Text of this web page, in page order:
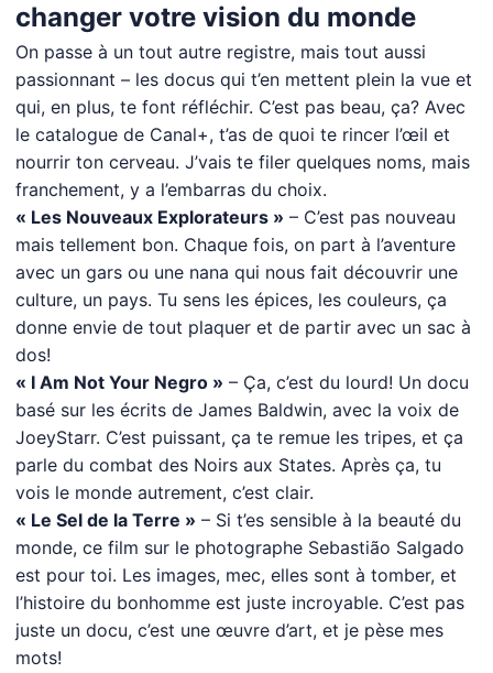
changer votre vision du monde
On passe à un tout autre registre, mais tout aussi
passionnant – les docus qui t’en mettent plein la vue et
qui, en plus, te font réfléchir. C’est pas beau, ça? Avec
le catalogue de Canal+, t’as de quoi te rincer l’œil et
nourrir ton cerveau. J’vais te filer quelques noms, mais
franchement, y a l’embarras du choix.
« Les Nouveaux Explorateurs » – C’est pas nouveau
mais tellement bon. Chaque fois, on part à l’aventure
avec un gars ou une nana qui nous fait découvrir une
culture, un pays. Tu sens les épices, les couleurs, ça
donne envie de tout plaquer et de partir avec un sac à
dos!
« I Am Not Your Negro » – Ça, c’est du lourd! Un docu
basé sur les écrits de James Baldwin, avec la voix de
JoeyStarr. C’est puissant, ça te remue les tripes, et ça
parle du combat des Noirs aux States. Après ça, tu
vois le monde autrement, c’est clair.
« Le Sel de la Terre » – Si t’es sensible à la beauté du
monde, ce film sur le photographe Sebastião Salgado
est pour toi. Les images, mec, elles sont à tomber, et
l’histoire du bonhomme est juste incroyable. C’est pas
juste un docu, c’est une œuvre d’art, et je pèse mes
mots!